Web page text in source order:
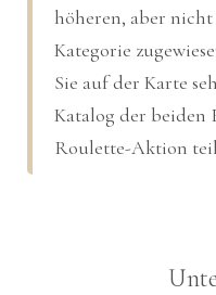
höheren, aber
Kategorie
Sie auf der Karte
Katalog der beiden
Roulette-Aktion